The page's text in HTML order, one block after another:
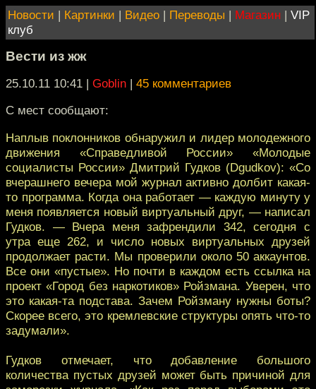
Новости | Картинки | Видео | Переводы | Магазин | VIP
клуб
Вести из жж
25.10.11 10:41 | Goblin | 45 комментариев
C мест сообщают:
Наплыв поклонников обнаружил и лидер молодежного
движения «Справедливой России» «Молодые
социалисты России» Дмитрий Гудков (Dgudkov): «Со
вчерашнего вечера мой журнал активно долбит какая-
то программа. Когда она работает — каждую минуту у
меня появляется новый виртуальный друг, — написал
Гудков. — Вчера меня зафрендили 342, сегодня с
утра еще 262, и число новых виртуальных друзей
продолжает расти. Мы проверили около 50 аккаунтов.
Все они «пустые». Но почти в каждом есть ссылка на
проект «Город без наркотиков» Ройзмана. Уверен, что
это какая-та подстава. Зачем Ройзману нужны боты?
Скорее всего, это кремлевские структуры опять что-то
задумали».
Гудков отмечает, что добавление большого
количества пустых друзей может быть причиной для